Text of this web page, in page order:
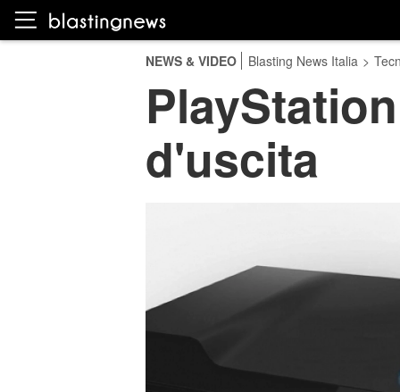
NEWS & VIDEO Blasting News Italia >
d'uscita